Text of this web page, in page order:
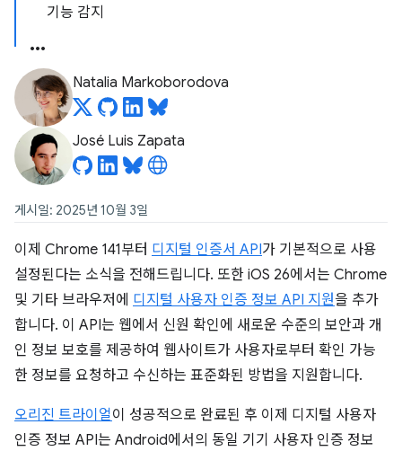
기능 감지
Natalia Markoborodova
José Luis Zapata
게시일: 2025년 10월 3일
이제 Chrome 141부터 디지털 인증서 API가 기본적으로 사용
설정된다는 소식을 전해드립니다. 또한 iOS 26에서는 Chrome
및 기타 브라우저에 디지털 사용자 인증 정보 API 지원을 추가
합니다. 이 API는 웹에서 신원 확인에 새로운 수준의 보안과 개
인 정보 보호를 제공하여 웹사이트가 사용자로부터 확인 가능
한 정보를 요청하고 수신하는 표준화된 방법을 지원합니다.
오리진 트라이얼이 성공적으로 완료된 후 이제 디지털 사용자
인증 정보 API는 Android에서의 동일 기기 사용자 인증 정보